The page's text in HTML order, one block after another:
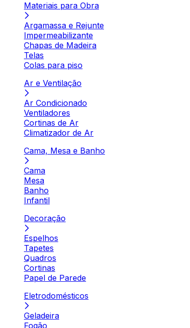
Materiais para Obra
Argamassa e Rejunte
Impermeabilizante
Chapas de Madeira
Telas
Colas para piso
Ar e Ventilação
Ar Condicionado
Ventiladores
Cortinas de Ar
Climatizador de Ar
Cama, Mesa e Banho
Cama
Mesa
Banho
Infantil
Decoração
Espelhos
Tapetes
Quadros
Cortinas
Papel de Parede
Eletrodomésticos
Geladeira
Fogão